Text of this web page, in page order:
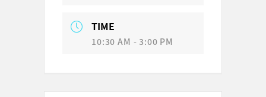
TIME
10:30 AM - 3:00 PM